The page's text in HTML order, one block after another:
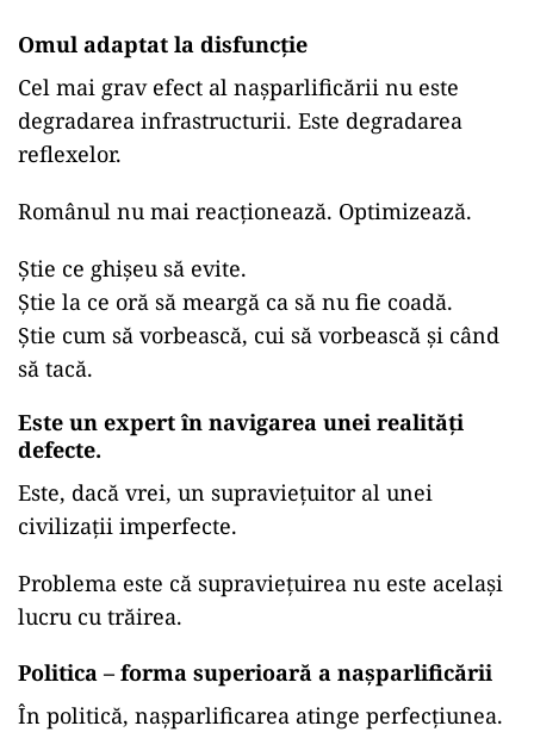
Omul adaptat la disfuncție
Cel mai grav efect al nașparlificării nu este
degradarea infrastructurii. Este degradarea
reflexelor.
Românul nu mai reacționează. Optimizează.
Știe ce ghișeu să evite.
Știe la ce oră să meargă ca să nu fie coadă.
Știe cum să vorbească, cui să vorbească și când
să tacă.
Este un expert în navigarea unei realități
defecte.
Este, dacă vrei, un supraviețuitor al unei
civilizații imperfecte.
Problema este că supraviețuirea nu este același
lucru cu trăirea.
Politica – forma superioară a nașparlificării
În politică, nașparlificarea atinge perfecțiunea.